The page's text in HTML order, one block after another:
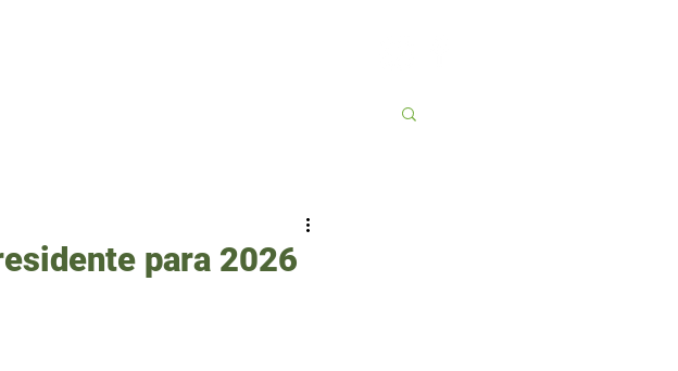
para 2026